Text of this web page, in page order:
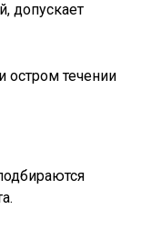
допускает
остром течении